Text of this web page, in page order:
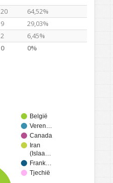
20
64,52%
9
29,03%
2
6,45%
0 0%
België
Veren…
Canada
Iran
(Islaa…
Frank…
Tjechië